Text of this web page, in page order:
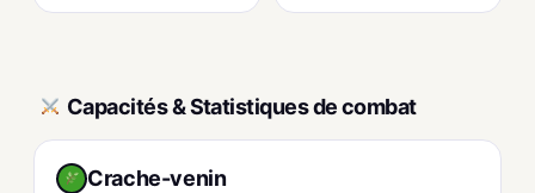
Capacités & Statistiques de combat
Crache-venin